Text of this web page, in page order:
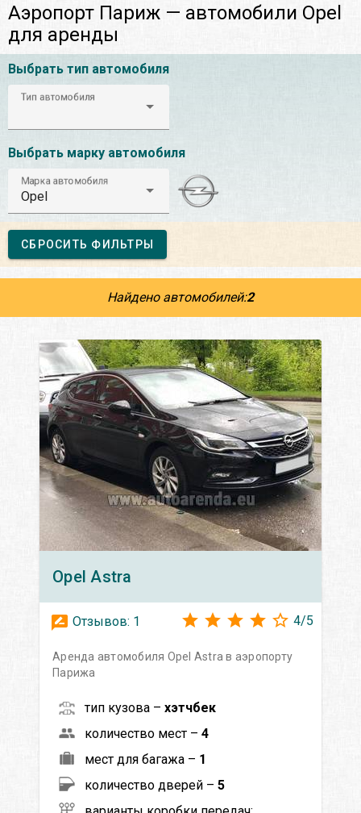
Аэропорт Париж — автомобили Opel
для аренды
Выбрать тип автомобиля
Тип автомобиля
Выбрать марку автомобиля
Марка автомобиля
Opel
СБРОСИТЬ ФИЛЬТРЫ
Найдено автомобилей:2
Opel Astra
Отзывов: 1 4/5
Аренда автомобиля Opel Astra в аэропорту
Парижа
тип кузова – хэтчбек
количество мест – 4
мест для багажа – 1
количество дверей – 5